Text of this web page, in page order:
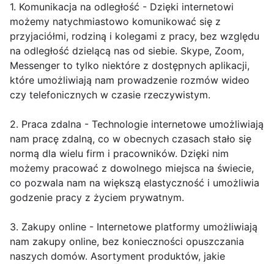
1. Komunikacja na odległość - Dzięki internetowi
możemy natychmiastowo komunikować się z
przyjaciółmi, rodziną i kolegami z pracy, bez względu
na odległość dzielącą nas od siebie. Skype, Zoom,
Messenger to tylko niektóre z dostępnych aplikacji,
które umożliwiają nam prowadzenie rozmów wideo
czy telefonicznych w czasie rzeczywistym.
2. Praca zdalna - Technologie internetowe umożliwiają
nam pracę zdalną, co w obecnych czasach stało się
normą dla wielu firm i pracowników. Dzięki nim
możemy pracować z dowolnego miejsca na świecie,
co pozwala nam na większą elastyczność i umożliwia
godzenie pracy z życiem prywatnym.
3. Zakupy online - Internetowe platformy umożliwiają
nam zakupy online, bez konieczności opuszczania
naszych domów. Asortyment produktów, jakie